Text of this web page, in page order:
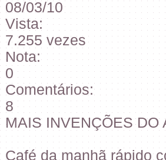
08/03/10
Vista:
7.255 vezes
Nota:
0
Comentários:
8
MAIS INVENÇÕES DO
Café da manhã rápido